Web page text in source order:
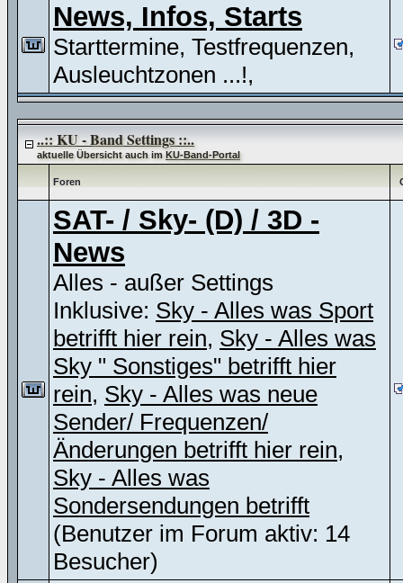
News, Infos, Starts
Starttermine, Testfrequenzen,
Ausleuchtzonen ...!,
..:: KU - Band Settings ::..
aktuelle Übersicht auch imKU-Band-Portal
Foren
SAT- / Sky- (D) / 3D -
News
Alles - außer Settings
Inklusive: Sky - Alles was Sport
betrifft hier rein, Sky - Alles was
Sky " Sonstiges" betrifft hier
rein, Sky - Alles was neue
Sender/ Frequenzen/
Änderungen betrifft hier rein,
Sky - Alles was
Sondersendungen betrifft
(Benutzer im Forum aktiv: 14
Besucher)